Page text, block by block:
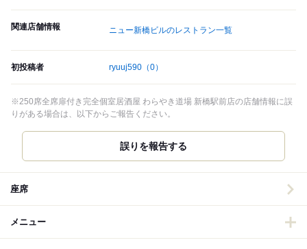
関連店舗情報 ニュー新橋ビルのレストラン一覧
初投稿者 ryuuj590 （0）
※250席全席扉付き完全個室居酒屋 わらやき道場 新橋駅前店の店舗情報に誤
りがある場合は、以下からご報告ください。
誤りを報告する
座席
メニュー